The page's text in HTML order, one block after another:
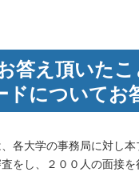
答え頂いた
ドについてお
各大学の事務局に対し
をし、２００人の面接